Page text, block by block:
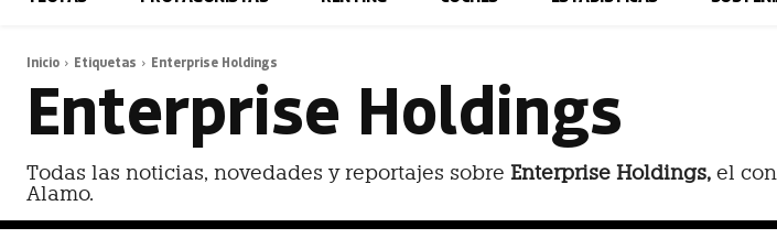
Inicio Etiquetas Enterprise Holdings
Enterprise Holdings
Todas las noticias, novedades y reportajes sobre Enterprise Holdings, el
Alamo.